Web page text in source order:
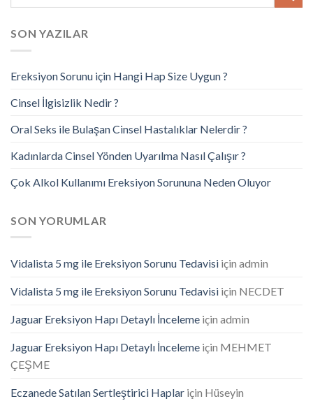
SON YAZILAR
Ereksiyon Sorunu için Hangi Hap Size Uygun ?
Cinsel İlgisizlik Nedir ?
Oral Seks ile Bulaşan Cinsel Hastalıklar Nelerdir ?
Kadınlarda Cinsel Yönden Uyarılma Nasıl Çalışır ?
Çok Alkol Kullanımı Ereksiyon Sorununa Neden Oluyor
SON YORUMLAR
Vidalista 5 mg ile Ereksiyon Sorunu Tedavisi için admin
Vidalista 5 mg ile Ereksiyon Sorunu Tedavisi için NECDET
Jaguar Ereksiyon Hapı Detaylı İnceleme için admin
Jaguar Ereksiyon Hapı Detaylı İnceleme için MEHMET
ÇEŞME
Eczanede Satılan Sertleştirici Haplar için Hüseyin